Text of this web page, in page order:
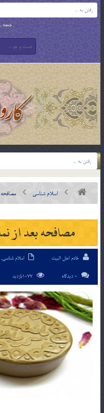
جمعه , 16 مرداد
اسلام شناسی مصافحه
مصافحه بعد از
خادم اهل البیت اسلام شناسی,
0 دیدگاه